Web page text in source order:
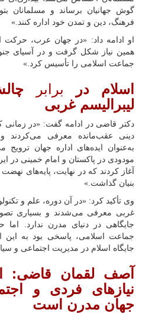
گوش جهانیان برساند و مسلمانان
فرهنگ، دین و تمدن خود اداره کنند.»
او ادامه داد: «در جهان عرب، حرکت
همین نیاز شکل گرفت و در آسیای
جماعت اسلامی را تأسیس کرد.»
اسلام در برابر
لیبرالیسم غربی
دکتر قاضی در ادامه گفت: «در زمانی
دینی عقب‌مانده معرفی می‌کردند و
به‌عنوان ایده‌های اداره جهان
مودودی در پاکستان و امام خمینی در
آغاز کردند که در نهایت، پایه‌های
بنیان گذاشت.»
وی تأکید کرد: «در آن دوره، علم و
غربی معرفی می‌شدند و بسیاری
جایگاهی در دنیای مدرن ندارد.
جماعت اسلامی، پاسخی بود به این
جایگاه اسلام در مدیریت اجتماعی و
آصف لقمان قاضی:
نیازهای فردی و
جهان مدرن است